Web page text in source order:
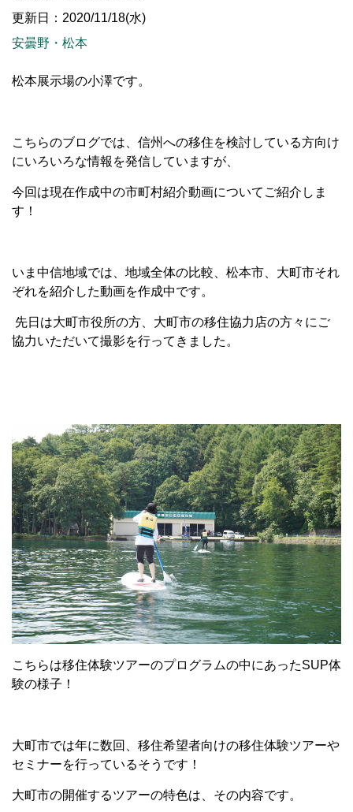
更新日：2020/11/18(水)
安曇野・松本
松本展示場の小澤です。
こちらのブログでは、信州への移住を検討している方向け
にいろいろな情報を発信していますが、
今回は現在作成中の市町村紹介動画についてご紹介しま
す！
いま中信地域では、地域全体の比較、松本市、大町市それ
ぞれを紹介した動画を作成中です。
先日は大町市役所の方、大町市の移住協力店の方々にご
協力いただいて撮影を行ってきました。
こちらは移住体験ツアーのプログラムの中にあったSUP体
験の様子！
大町市では年に数回、移住希望者向けの移住体験ツアーや
セミナーを行っているそうです！
大町市の開催するツアーの特色は、その内容です。